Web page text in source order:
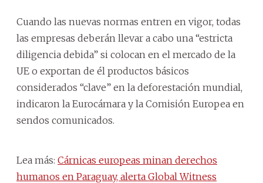
Cuando las nuevas normas entren en vigor, todas
las empresas deberán llevar a cabo una “estricta
diligencia debida” si colocan en el mercado de la
UE o exportan de él productos básicos
considerados “clave” en la deforestación mundial,
indicaron la Eurocámara y la Comisión Europea en
sendos comunicados.
Lea más: Cárnicas europeas minan derechos
humanos en Paraguay, alerta Global Witness